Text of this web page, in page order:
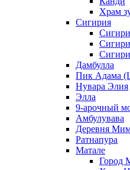
Храм
Сигирия
Дамбулла
Пик Адама
Нувара Элия
Элла
9-арочный
Амбулувава
Деревня
Ратнапура
Матале
Город